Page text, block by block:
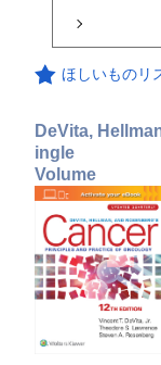
ほしいものリ
DeVita,
ingle
Volume